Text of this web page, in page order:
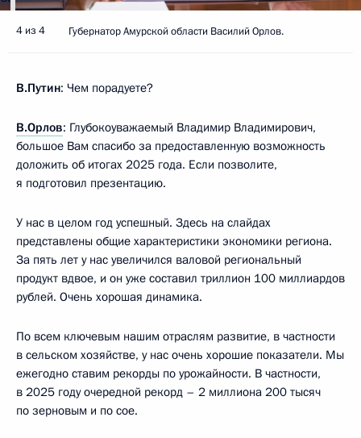
4 из 4 Губернатор Амурской области Василий Орлов.
В.Путин: Чем порадуете?
В.Орлов: Глубокоуважаемый Владимир Владимирович,
большое Вам спасибо за предоставленную возможность
доложить об итогах 2025 года. Если позволите,
я подготовил презентацию.
У нас в целом год успешный. Здесь на слайдах
представлены общие характеристики экономики региона.
За пять лет у нас увеличился валовой региональный
продукт вдвое, и он уже составил триллион 100 миллиардов
рублей. Очень хорошая динамика.
По всем ключевым нашим отраслям развитие, в частности
в сельском хозяйстве, у нас очень хорошие показатели. Мы
ежегодно ставим рекорды по урожайности. В частности,
в 2025 году очередной рекорд – 2 миллиона 200 тысяч
по зерновым и по сое.